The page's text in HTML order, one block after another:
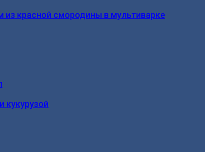
из красной смородины в мультиварке
кукурузой